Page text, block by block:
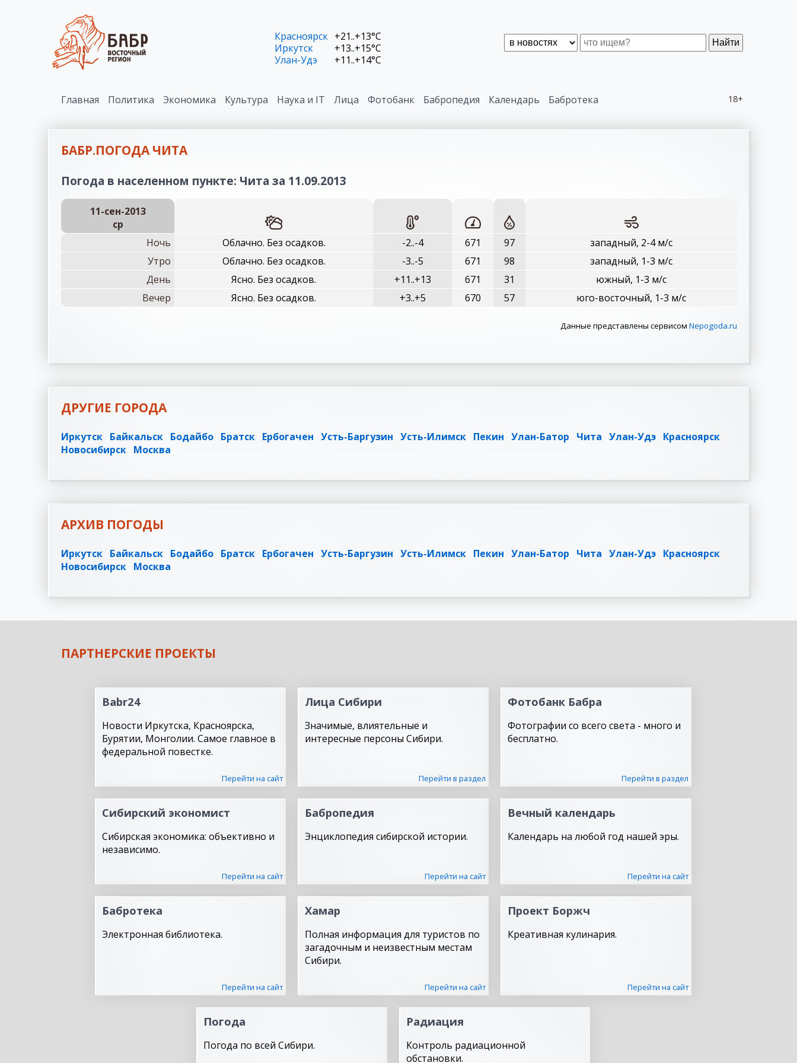
Найти
Красноярск +21..+13°C
Иркутск
+13..+15°C
Улан-Удэ
+11..+14°C
18+
Главная Политика Экономика Культура Наука и IT Лица Фотобанк Бабропедия Календарь Бабротека
БАБР.ПОГОДА ЧИТА
Погода в населенном пункте: Чита за 11.09.2013
11-сен-2013
ср
Ночь
Облачно. Без осадков. -2..-4 671 97
западный, 2-4 м/с
Утро
Облачно. Без осадков. -3..-5 671 98
западный, 1-3 м/с
День
Ясно. Без осадков. +11..+13 671 31
южный, 1-3 м/с
Вечер
Ясно. Без осадков. +3..+5 670 57 юго-восточный, 1-3 м/с
Данные представлены сервисом Nepogoda.ru
ДРУГИЕ ГОРОДА
Иркутск Байкальск Бодайбо Братск Ербогачен Усть-Баргузин Усть-Илимск Пекин Улан-Батор Чита Улан-Удэ Красноярск
Новосибирск Москва
АРХИВ ПОГОДЫ
Иркутск Байкальск Бодайбо Братск Ербогачен Усть-Баргузин Усть-Илимск Пекин Улан-Батор Чита Улан-Удэ Красноярск
Новосибирск Москва
ПАРТНЕРСКИЕ ПРОЕКТЫ
Babr24
Новости Иркутска, Красноярска,
Бурятии, Монголии. Самое главное в
федеральной повестке.
Перейти на сайт
Лица Сибири
Значимые, влиятельные и
интересные персоны Сибири.
Перейти в раздел
Фотобанк Бабра
Фотографии со всего света - много и
бесплатно.
Перейти в раздел
Сибирский экономист
Сибирская экономика: объективно и
независимо.
Перейти на сайт
Бабропедия
Энциклопедия сибирской истории.
Перейти на сайт
Вечный календарь
Календарь на любой год нашей эры.
Перейти на сайт
Бабротека
Электронная библиотека.
Перейти на сайт
Хамар
Полная информация для туристов по
загадочным и неизвестным местам
Сибири.
Перейти на сайт
Проект Боржч
Креативная кулинария.
Перейти на сайт
Погода
Погода по всей Сибири.
Радиация
Контроль радиационной
обстановки.